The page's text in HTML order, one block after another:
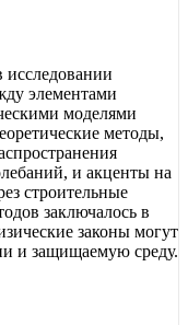
исследовании
элементами
моделями
методы,
и акценты на
строительные
заключалось в
законы могут
и защищаемую среду.